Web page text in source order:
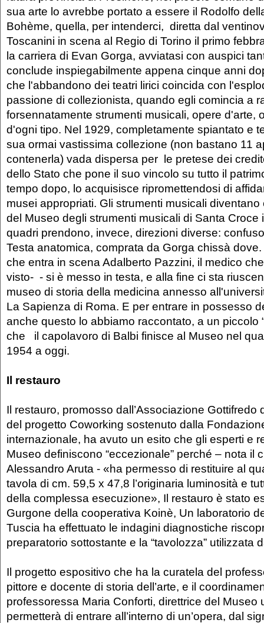
sua arte lo avrebbe portato a essere il Rodolfo
Bohème, quella, per intenderci, diretta dal
Toscanini in scena al Regio di Torino il primo
la carriera di Evan Gorga, avviatasi con auspici
conclude inspiegabilmente appena cinque anni
che l'abbandono dei teatri lirici coincida con
passione di collezionista, quando egli comincia a
forsennatamente strumenti musicali, opere d'arte,
d'ogni tipo. Nel 1929, completamente spiantato e
sua ormai vastissima collezione (non bastano 11
contenerla) vada dispersa per le pretese dei
dello Stato che pone il suo vincolo su tutto il
tempo dopo, lo acquisisce ripromettendosi di
musei appropriati. Gli strumenti musicali
del Museo degli strumenti musicali di Santa Croce
quadri prendono, invece, direzioni diverse:
Testa anatomica, comprata da Gorga chissà
che entra in scena Adalberto Pazzini, il medico
visto- - si è messo in testa, e alla fine ci sta
museo di storia della medicina annesso
La Sapienza di Roma. E per entrare in possesso
anche questo lo abbiamo raccontato, a un piccolo
che il capolavoro di Balbi finisce al Museo nel
1954 a oggi.
Il restauro
Il restauro, promosso dall’Associazione Gottifredo
del progetto Coworking sostenuto dalla
internazionale, ha avuto un esito che gli esperti e
Museo definiscono “eccezionale” perché – nota il
Alessandro Aruta - «ha permesso di restituire al
tavola di cm. 59,5 x 47,8 l’originaria luminosità e
della complessa esecuzione», Il restauro è stato
Gurgone della cooperativa Koinè, Un laboratorio
Tuscia ha effettuato le indagini diagnostiche
preparatorio sottostante e la “tavolozza” utilizzata
Il progetto espositivo che ha la curatela del
pittore e docente di storia dell’arte, e il
professoressa Maria Conforti, direttrice del Museo
permetterà di entrare all’interno di un’opera, dal